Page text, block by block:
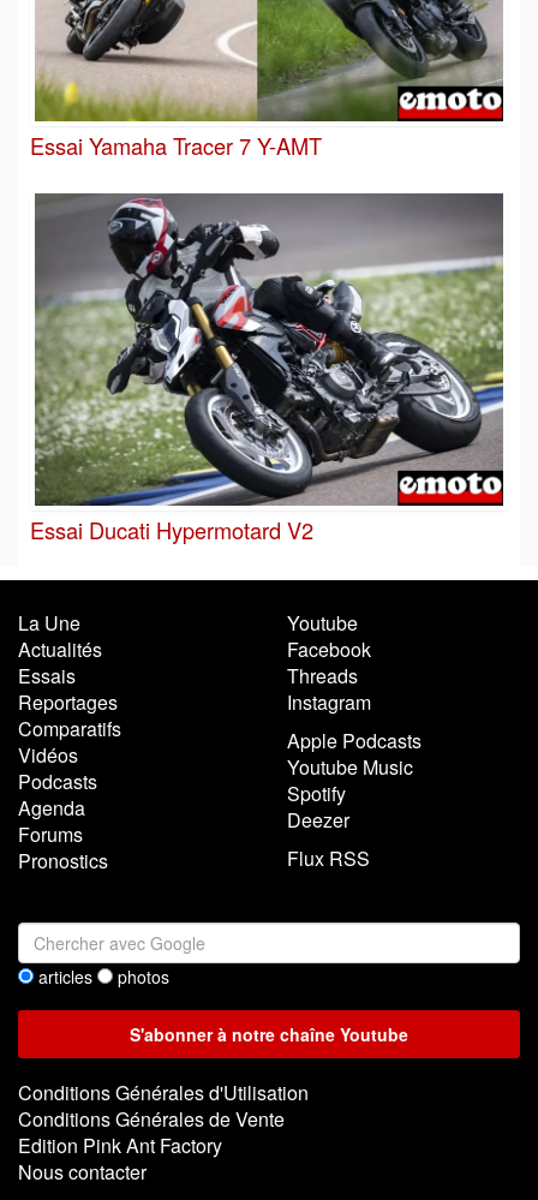
Essai Yamaha Tracer 7 Y-AMT
Essai Ducati Hypermotard V2
La Une
Actualités
Essais
Reportages
Comparatifs
Vidéos
Podcasts
Agenda
Forums
Pronostics
Youtube
Facebook
Threads
Instagram
Apple Podcasts
Youtube Music
Spotify
Deezer
Flux RSS
articles photos
Conditions Générales d'Utilisation
Conditions Générales de Vente
Edition Pink Ant Factory
Nous contacter